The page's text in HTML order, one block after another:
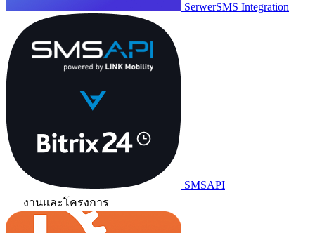
SerwerSMS Integration
SMSAPI
งานและโครงการ